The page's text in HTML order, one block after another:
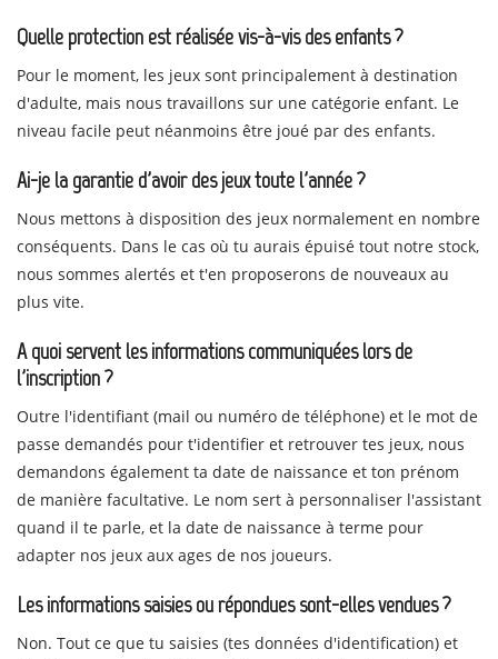
Quelle protection est réalisée vis-à-vis des enfants ?
Pour le moment, les jeux sont principalement à destination
d'adulte, mais nous travaillons sur une catégorie enfant. Le
niveau facile peut néanmoins être joué par des enfants.
Ai-je la garantie d'avoir des jeux toute l'année ?
Nous mettons à disposition des jeux normalement en nombre
conséquents. Dans le cas où tu aurais épuisé tout notre stock,
nous sommes alertés et t'en proposerons de nouveaux au
plus vite.
A quoi servent les informations communiquées lors de
l'inscription ?
Outre l'identifiant (mail ou numéro de téléphone) et le mot de
passe demandés pour t'identifier et retrouver tes jeux, nous
demandons également ta date de naissance et ton prénom
de manière facultative. Le nom sert à personnaliser l'assistant
quand il te parle, et la date de naissance à terme pour
adapter nos jeux aux ages de nos joueurs.
Les informations saisies ou répondues sont-elles vendues ?
Non. Tout ce que tu saisies (tes données d'identification) et